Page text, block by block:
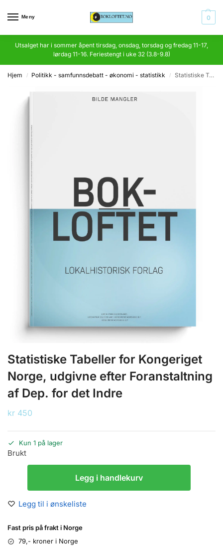
Meny 0
Utsalget har i sommer åpent tirsdag, onsdag, torsdag og fredag 11-17,
lørdag 11-16. Feriestengt i uke 32 (3.8-9.8)
Hjem / Politikk - samfunnsdebatt - økonomi - statistikk / Statistiske Tabeller for Kongeriget Norge, udgivne efter Foranstaltning af Dep. for det Indre
Statistiske Tabeller for Kongeriget
Norge, udgivne efter Foranstaltning
af Dep. for det Indre
kr 450
Kun 1 på lager
Brukt
Legg i handlekurv
Legg til i ønskeliste
Fast pris på frakt i Norge
79,- kroner i Norge